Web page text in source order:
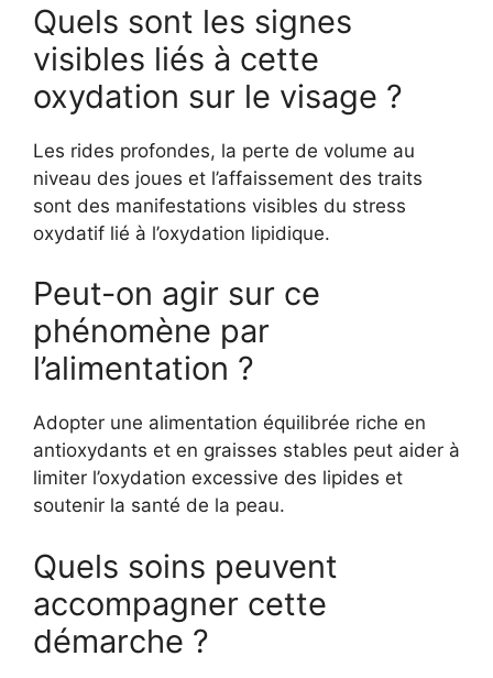
Quels sont les signes
visibles liés à cette
oxydation sur le visage ?
Les rides profondes, la perte de volume au
niveau des joues et l’affaissement des traits
sont des manifestations visibles du stress
oxydatif lié à l’oxydation lipidique.
Peut-on agir sur ce
phénomène par
l’alimentation ?
Adopter une alimentation équilibrée riche en
antioxydants et en graisses stables peut aider à
limiter l’oxydation excessive des lipides et
soutenir la santé de la peau.
Quels soins peuvent
accompagner cette
démarche ?